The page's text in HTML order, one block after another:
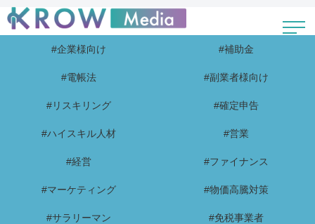
#企業様向け #補助金
#電帳法 #副業者様向け
#リスキリング #確定申告
#ハイスキル人材 #営業
#経営 #ファイナンス
#マーケティング #物価高騰対策
#サラリーマン #免税事業者